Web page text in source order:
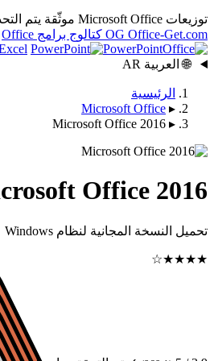
توزيعات Microsoft Office موثّقة
يتم
OG Office-Get.com
كتالوج برامج Office
PowerPoint
🌐 العربية AR
الرئيسية
▸
Microsoft Office
▸
Microsoft Office 2016
Office 2016
تحميل النسخة المجانية لنظام Windows
★★★★☆